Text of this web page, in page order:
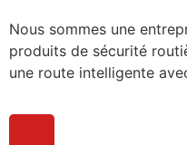
Nous sommes une
produits de sécurité
une route intelligente